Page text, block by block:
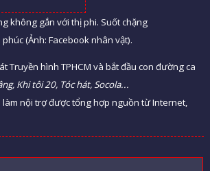
không gắn với thị phi. Suốt chặng
(Ảnh: Facebook nhân vật).
Truyền hình TPHCM và bắt đầu con đường ca
Khi tôi 20, Tóc hát, Socola...
nội trợ được tổng hợp nguồn từ Internet,